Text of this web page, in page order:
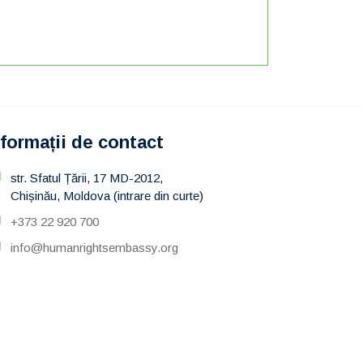
de contact
str. Sfatul Țării, 17 MD-2012,
Chișinău, Moldova (intrare din curte)
+373 22 920 700
info@humanrightsembassy.org